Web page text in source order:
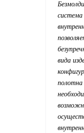
система
вида
полотна